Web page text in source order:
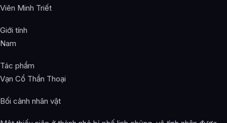
Viên Minh Triết
Giới tính
Nam
Tác phẩm
Vạn Cổ Thần Thoại
Bối cảnh nhân vật